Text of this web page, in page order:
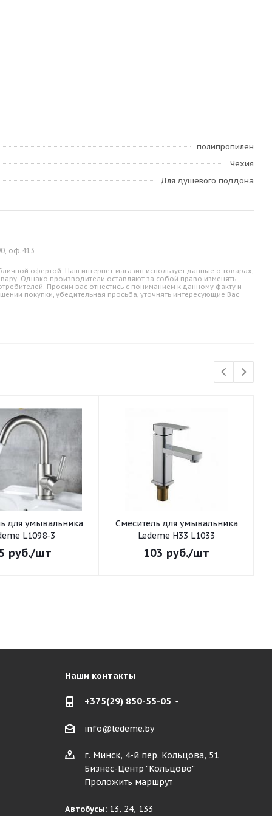
полипропилен
Чехия
Для душевого поддона
оф.413
офертой. Наш интернет-магазин использует данные о товарах,
Однако производители оставляют за собой право изменять
Просим вас отнестись с пониманием к данному факту и
покупки, убедительная просьба, уточнять интересующие Вас
L1098-3
руб./шт
Смеситель для умывальника
Ledeme H33 L1033
103 руб./шт
Наши контакты
+375(29) 850-55-05
info@ledeme.by
г. Минск, 4-й пер. Кольцова, 51
Бизнес-Центр "Кольцово"
Проложить маршрут
Автобусы: 13, 24, 133